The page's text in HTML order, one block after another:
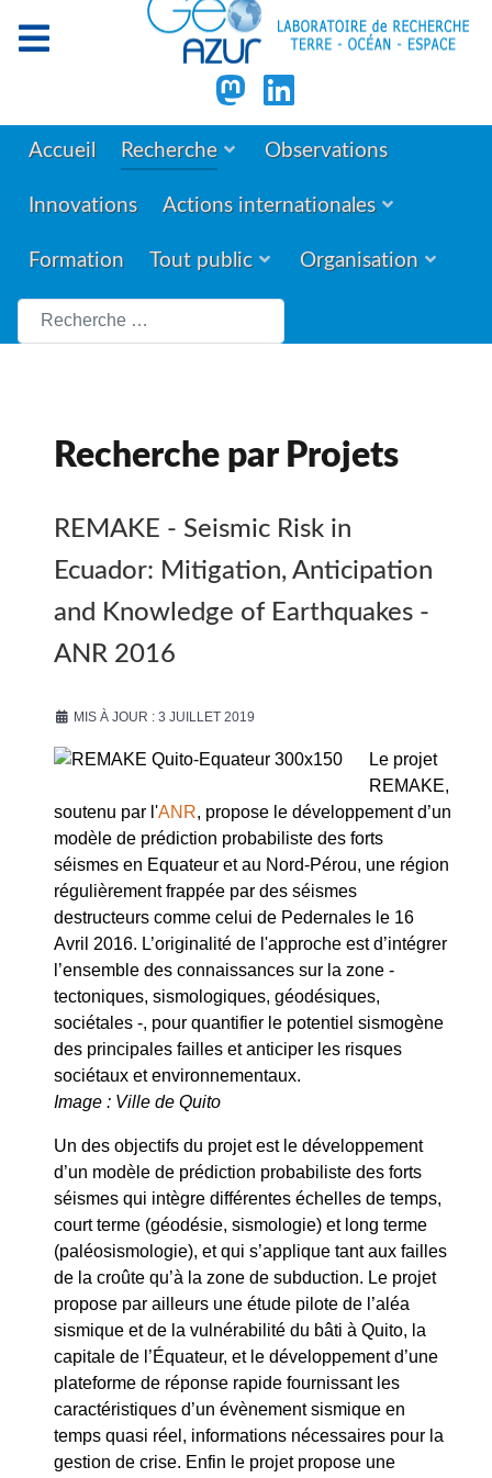
Accueil Recherche Observations
Innovations Actions internationales
Formation Tout public Organisation
Rechercher
Recherche par Projets
REMAKE - Seismic Risk in
Ecuador: Mitigation, Anticipation
and Knowledge of Earthquakes -
ANR 2016
MIS À JOUR : 3 JUILLET 2019
Le projet
REMAKE,
soutenu par l'ANR, propose le développement d’un
modèle de prédiction probabiliste des forts
séismes en Equateur et au Nord-Pérou, une région
régulièrement frappée par des séismes
destructeurs comme celui de Pedernales le 16
Avril 2016. L’originalité de l'approche est d’intégrer
l’ensemble des connaissances sur la zone -
tectoniques, sismologiques, géodésiques,
sociétales -, pour quantifier le potentiel sismogène
des principales failles et anticiper les risques
sociétaux et environnementaux.
Image : Ville de Quito
Un des objectifs du projet est le développement
d’un modèle de prédiction probabiliste des forts
séismes qui intègre différentes échelles de temps,
court terme (géodésie, sismologie) et long terme
(paléosismologie), et qui s’applique tant aux failles
de la croûte qu’à la zone de subduction. Le projet
propose par ailleurs une étude pilote de l’aléa
sismique et de la vulnérabilité du bâti à Quito, la
capitale de l’Équateur, et le développement d’une
plateforme de réponse rapide fournissant les
caractéristiques d’un évènement sismique en
temps quasi réel, informations nécessaires pour la
gestion de crise. Enfin le projet propose une